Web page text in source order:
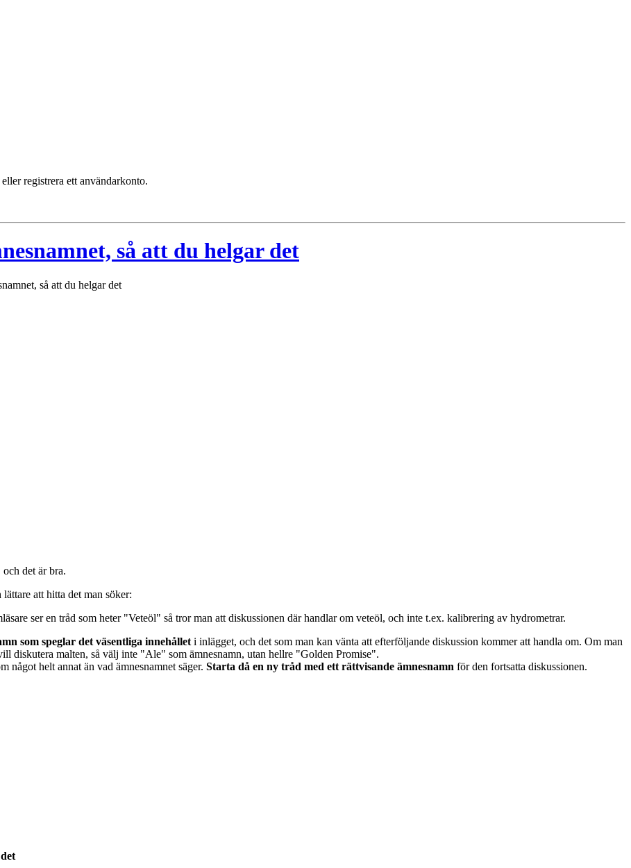
registrera ett användarkonto.
så att du helgar det
så att du helgar det
det är bra.
att hitta det man söker:
ser en tråd som heter "Veteöl" så tror man att diskussionen där handlar om veteöl, och inte t.ex. kalibrering av hydrometrar.
som speglar det väsentliga innehållet i inlägget, och det som man kan vänta att efterföljande diskussion kommer att handla om. Om man
diskutera malten, så välj inte "Ale" som ämnesnamn, utan hellre "Golden Promise".
något helt annat än vad ämnesnamnet säger. Starta då en ny tråd med ett rättvisande ämnesnamn för den fortsatta diskussionen.